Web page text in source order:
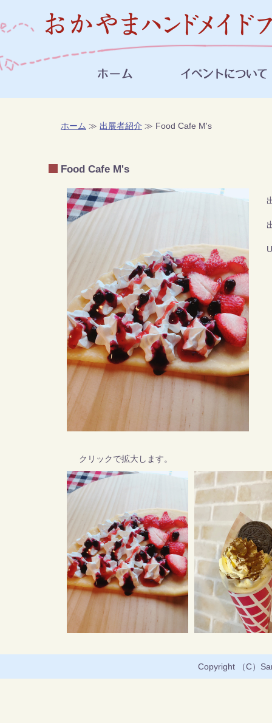
ホーム ≫ 出展者紹介 ≫ Food Cafe M's
Food Cafe M's
クリックで拡大します。
Copyright （C）